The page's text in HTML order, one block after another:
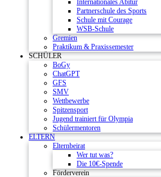
Internationales Abitur
Partnerschule des Sports
Schule mit Courage
WSB-Schule
Gremien
Praktikum & Praxissemester
SCHÜLER
BoGy
ChatGPT
GFS
SMV
Wettbewerbe
Spitzensport
Jugend trainiert für Olympia
Schülermentoren
ELTERN
Elternbeirat
Wer tut was?
Die 10€-Spende
Förderverein